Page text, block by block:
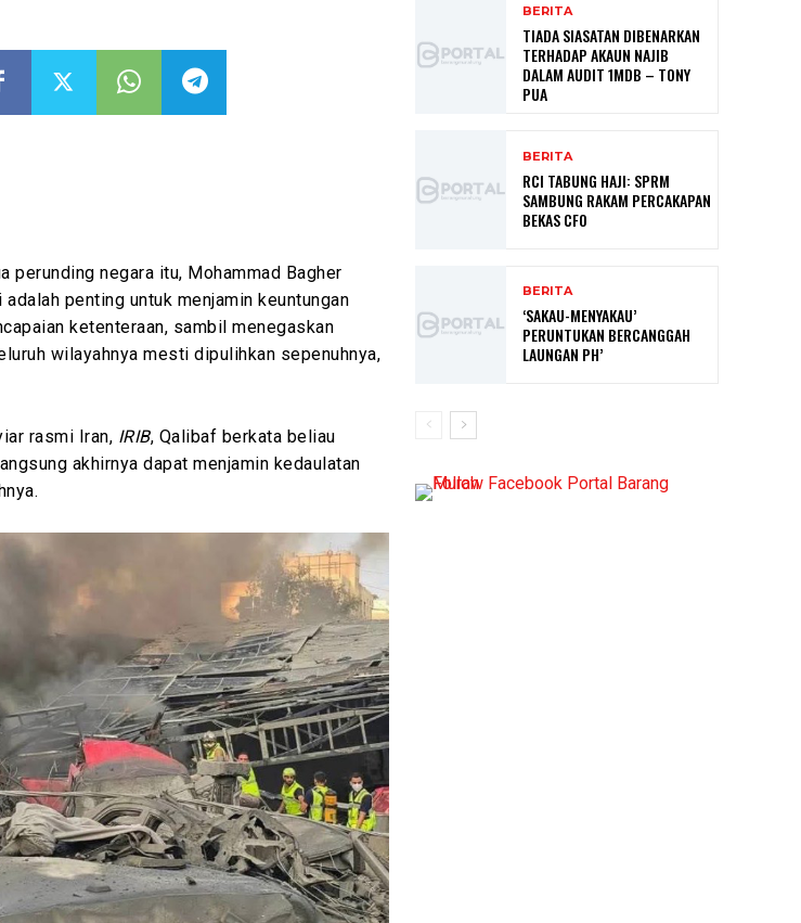
perunding negara itu, Mohammad Bagher
penting untuk menjamin keuntungan
ketenteraan, sambil menegaskan
wilayahnya mesti dipulihkan sepenuhnya,
rasmi Iran, IRIB, Qalibaf berkata beliau
akhirnya dapat menjamin kedaulatan
BERITA
TIADA SIASATAN DIBENARKAN
TERHADAP AKAUN NAJIB
DALAM AUDIT 1MDB – TONY
PUA
BERITA
RCI TABUNG HAJI: SPRM
SAMBUNG RAKAM PERCAKAPAN
BEKAS CFO
BERITA
‘SAKAU-MENYAKAU’
PERUNTUKAN BERCANGGAH
LAUNGAN PH’